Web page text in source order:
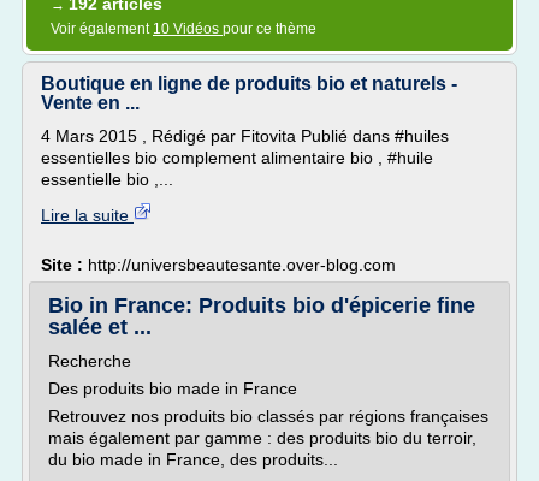
→
Voir également 10 Vidéos pour ce thème
Boutique en ligne de produits bio et naturels -
Vente en ...
4 Mars 2015 , Rédigé par Fitovita Publié dans #huiles
essentielles bio complement alimentaire bio , #huile
essentielle bio ,...
Lire la suite
Site : http://universbeautesante.over-blog.com
Bio in France: Produits bio d'épicerie fine
salée et ...
Recherche
Des produits bio made in France
Retrouvez nos produits bio classés par régions françaises
mais également par gamme : des produits bio du terroir,
du bio made in France, des produits...